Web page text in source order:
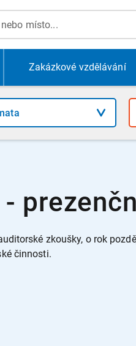
Zakázkové vzdělávání
zkoušky, o rok
činnosti.